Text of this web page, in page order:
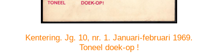
Kentering. Jg. 10, nr. 1. Januari-februari 1969.
Toneel doek-op !